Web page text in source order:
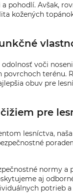
pohodlí. Avšak,
kožených
voči
terénu.
obuv pre
pre
lesníctva,
normy a
aj
potrieb a